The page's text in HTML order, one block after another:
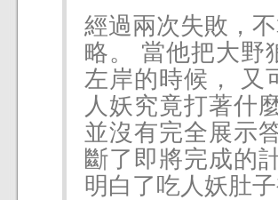
經過兩次失敗，
略。 當他把大野
左岸的時候， 又
人妖究竟打著什
並沒有完全展示
斷了即將完成的
明白了吃人妖肚